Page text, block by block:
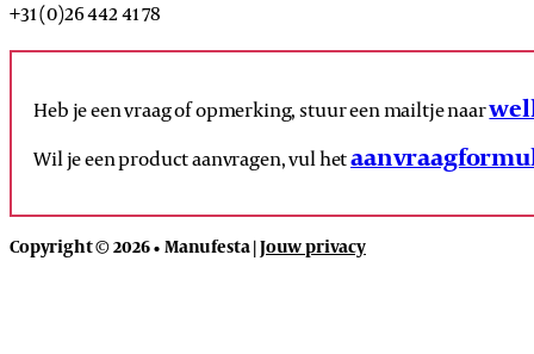
+31 (0)26 442 41 78
Heb je een vraag of opmerking, stuur een mailtje naar
Wil je een product aanvragen, vul het
Copyright © 2026 • Manufesta |Jouw privacy